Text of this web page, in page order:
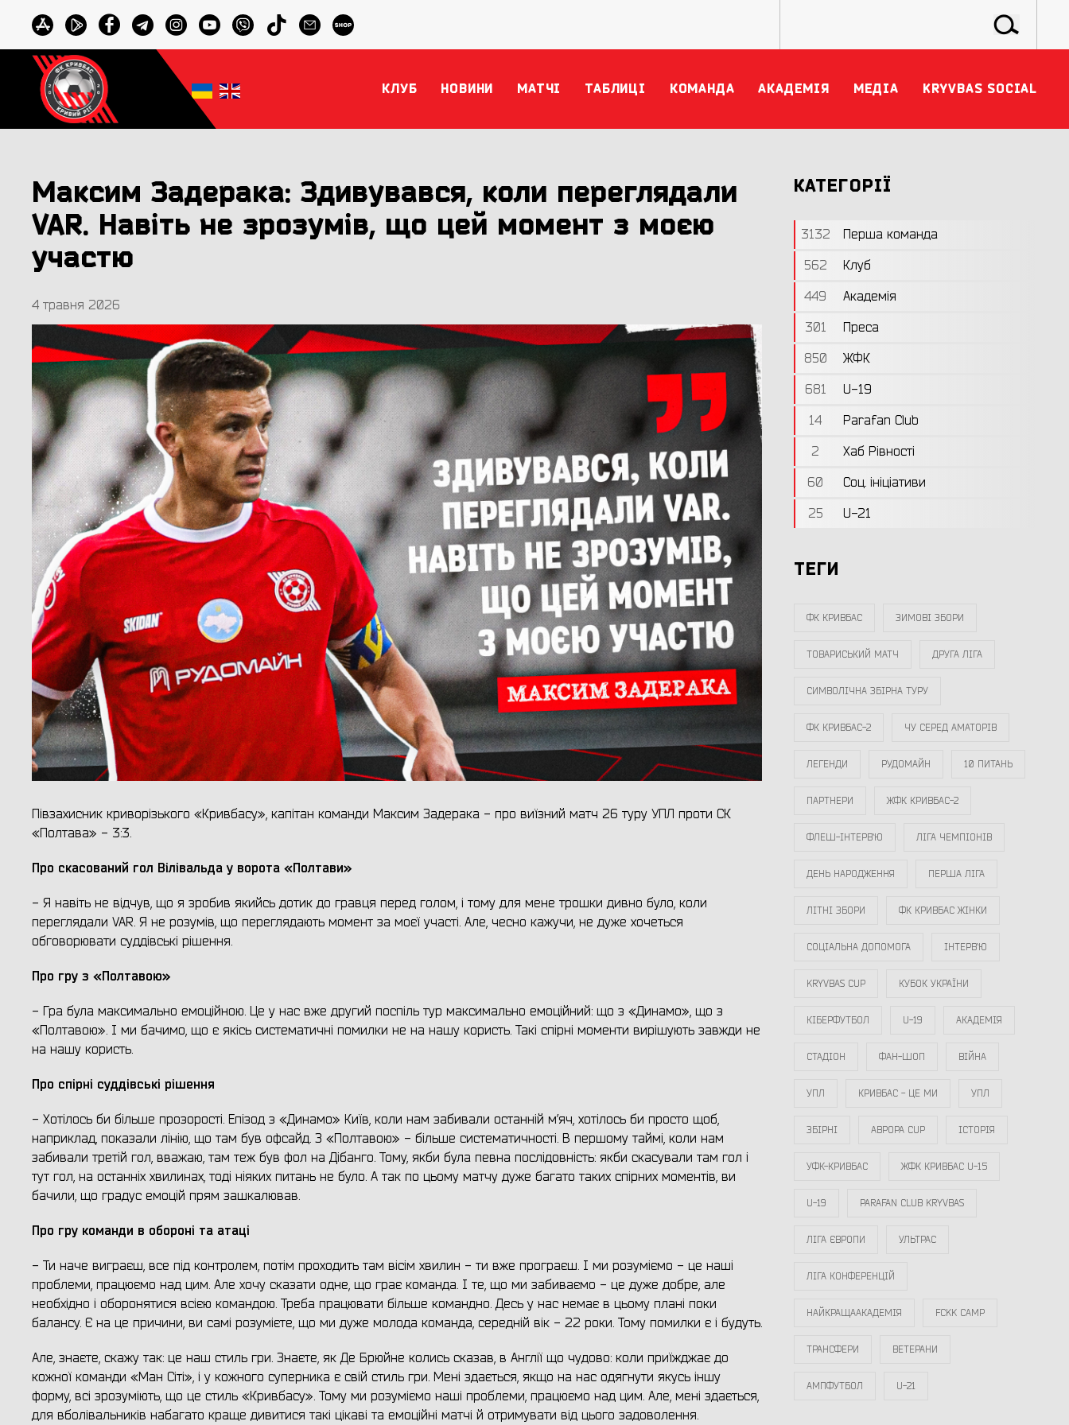
КЛУБ НОВИНИ МАТЧІ ТАБЛИЦІ КОМАНДА АКАДЕМІЯ МЕДІА KRYVBAS SOCIAL
Максим Задерака: Здивувався, коли переглядали
VAR. Навіть не зрозумів, що цей момент з моєю
участю
4 травня 2026
Півзахисник криворізького «Кривбасу», капітан команди Максим Задерака - про виїзний матч 26 туру УПЛ проти СК
«Полтава» - 3:3.
Про скасований гол Вілівальда у ворота «Полтави»
- Я навіть не відчув, що я зробив якийсь дотик до гравця перед голом, і тому для мене трошки дивно було, коли
переглядали VAR. Я не розумів, що переглядають момент за моєї участі. Але, чесно кажучи, не дуже хочеться
обговорювати суддівські рішення.
Про гру з «Полтавою»
- Гра була максимально емоційною. Це у нас вже другий поспіль тур максимально емоційний: що з «Динамо», що з
«Полтавою». І ми бачимо, що є якісь систематичні помилки не на нашу користь. Такі спірні моменти вирішують завжди не
на нашу користь.
Про спірні суддівські рішення
- Хотілось би більше прозорості. Епізод з «Динамо» Київ, коли нам забивали останній м’яч, хотілось би просто щоб,
наприклад, показали лінію, що там був офсайд. З «Полтавою» - більше систематичності. В першому таймі, коли нам
забивали третій гол, вважаю, там теж був фол на Дібанго. Тому, якби була певна послідовність: якби скасували там гол і
тут гол, на останніх хвилинах, тоді ніяких питань не було. А так по цьому матчу дуже багато таких спірних моментів, ви
бачили, що градус емоцій прям зашкалював.
Про гру команди в обороні та атаці
- Ти наче виграєш, все під контролем, потім проходить там вісім хвилин - ти вже програєш. І ми розуміємо - це наші
проблеми, працюємо над цим. Але хочу сказати одне, що грає команда. І те, що ми забиваємо - це дуже добре, але
необхідно і оборонятися всією командою. Треба працювати більше командно. Десь у нас немає в цьому плані поки
балансу. Є на це причини, ви самі розумієте, що ми дуже молода команда, середній вік - 22 роки. Тому помилки є і будуть.
Але, знаєте, скажу так: це наш стиль гри. Знаєте, як Де Брюйне колись сказав, в Англії що чудово: коли приїжджає до
кожної команди «Ман Сіті», і у кожного суперника є свій стиль гри. Мені здається, якщо на нас одягнути якусь іншу
форму, всі зрозуміють, що це стиль «Кривбасу». Тому ми розуміємо наші проблеми, працюємо над цим. Але, мені здається,
для вболівальників набагато краще дивитися такі цікаві та емоційні матчі й отримувати від цього задоволення.
КАТЕГОРІЇ
3132
Перша команда
562
Клуб
449
Академія
301
Преса
850
ЖФК
681
U-19
14
Parafan Club
2
Хаб Рівності
60
Соц. ініціативи
25
U-21
ТЕГИ
ФК КРИВБАС ЗИМОВІ ЗБОРИ
ТОВАРИСЬКИЙ МАТЧ ДРУГА ЛІГА
СИМВОЛІЧНА ЗБІРНА ТУРУ
ФК КРИВБАС-2 ЧУ СЕРЕД АМАТОРІВ
ЛЕГЕНДИ РУДОМАЙН 10 ПИТАНЬ
ПАРТНЕРИ ЖФК КРИВБАС-2
ФЛЕШ-ІНТЕРВ`Ю ЛІГА ЧЕМПІОНІВ
ДЕНЬ НАРОДЖЕННЯ ПЕРША ЛІГА
ЛІТНІ ЗБОРИ ФК КРИВБАС ЖІНКИ
СОЦІАЛЬНА ДОПОМОГА ІНТЕРВ`Ю
KRYVBAS CUP КУБОК УКРАЇНИ
КІБЕРФУТБОЛ U-19 АКАДЕМІЯ
СТАДІОН ФАН-ШОП ВІЙНА
УПЛ КРИВБАС - ЦЕ МИ УПЛ
ЗБІРНІ АВРОРА CUP ІСТОРІЯ
УФК-КРИВБАС ЖФК КРИВБАС U-15
U-19 PARAFAN CLUB KRYVBAS
ЛІГА ЄВРОПИ УЛЬТРАС
ЛІГА КОНФЕРЕНЦІЙ
НАЙКРАЩААКАДЕМІЯ FCKK CAMP
ТРАНСФЕРИ ВЕТЕРАНИ
АМПФУТБОЛ U-21